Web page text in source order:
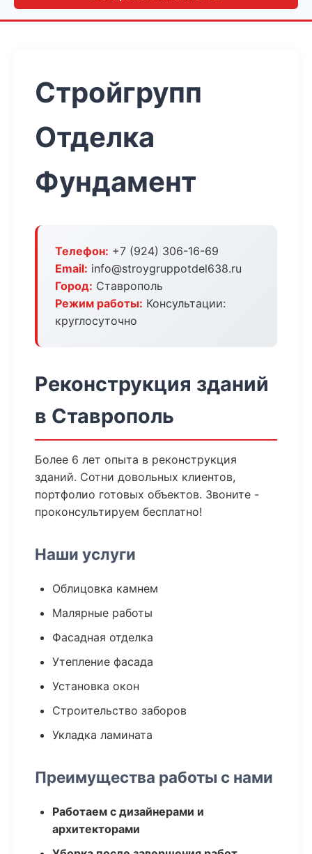
Стройгрупп
Отделка
Фундамент
Телефон: +7 (924) 306-16-69
Email: info@stroygruppotdel638.ru
Город: Ставрополь
Режим работы: Консультации:
круглосуточно
Реконструкция зданий
в Ставрополь
Более 6 лет опыта в реконструкция
зданий. Сотни довольных клиентов,
портфолио готовых объектов. Звоните -
проконсультируем бесплатно!
Наши услуги
Облицовка камнем
Малярные работы
Фасадная отделка
Утепление фасада
Установка окон
Строительство заборов
Укладка ламината
Преимущества работы с нами
Работаем с дизайнерами и
архитекторами